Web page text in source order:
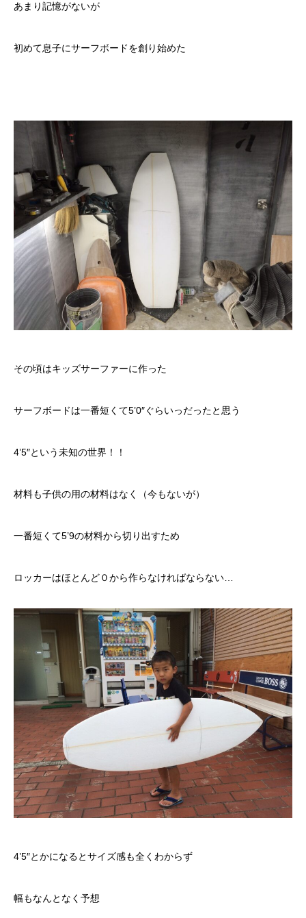
あまり記憶がないが
初めて息子にサーフボードを創り始めた
その頃はキッズサーファーに作った
サーフボードは一番短くて5’0″ぐらいっだったと思う
4’5″という未知の世界！！
材料も子供の用の材料はなく（今もないが）
一番短くて5’9の材料から切り出すため
ロッカーはほとんど０から作らなければならない…
4’5″とかになるとサイズ感も全くわからず
幅もなんとなく予想